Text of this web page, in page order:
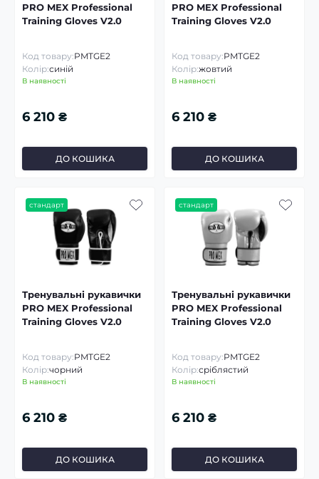
PRO MEX Professional
Training Gloves V2.0
Код товару:PMTGE2
Колір:синій
В наявності
6 210 ₴
ДО КОШИКА
PRO MEX Professional
Training Gloves V2.0
Код товару:PMTGE2
Колір:жовтий
В наявності
6 210 ₴
ДО КОШИКА
стандарт
Тренувальні рукавички
PRO MEX Professional
Training Gloves V2.0
Код товару:PMTGE2
Колір:чорний
В наявності
6 210 ₴
ДО КОШИКА
стандарт
Тренувальні рукавички
PRO MEX Professional
Training Gloves V2.0
Код товару:PMTGE2
Колір:сріблястий
В наявності
6 210 ₴
ДО КОШИКА